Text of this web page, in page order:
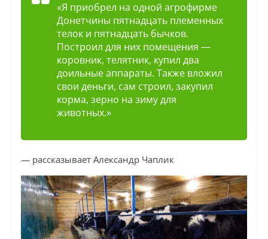
«Я приобрел на одной агрофирме
Донетчины пятнадцать племенных
телок и пятнадцать бычков.
Построил для них помещения —
коровник, телятник, купил два
доильные аппараты. Также вложил
свои деньги, сам строил, закупил
корма, зерно на зиму для
животных.»
— рассказывает Александр Чаплик